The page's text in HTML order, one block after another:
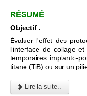
RÉSUMÉ
Objectif :
Évaluer l'effet des
l'interface de collage
temporaires implanto-
titane (TiB) ou sur un
Lire la suite...